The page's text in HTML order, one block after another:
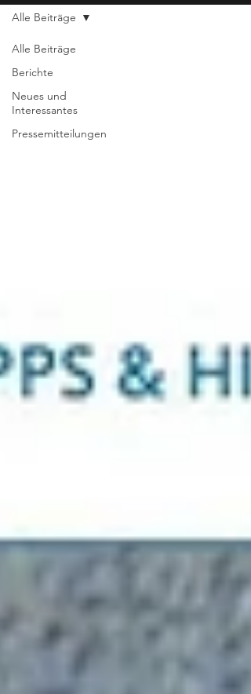
Alle Beiträge
Berichte
Neues und
Interessantes
Pressemitteilungen
Alle Beiträge